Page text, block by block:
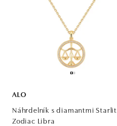
ALO
Náhrdelník s diamantmi Starlit
Zodiac Libra